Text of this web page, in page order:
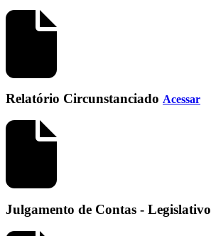
Relatório Circunstanciado Acessar
Julgamento de Contas - Legislativo